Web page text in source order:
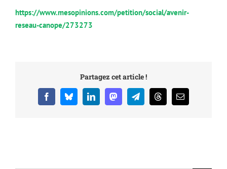
https://www.mesopinions.com/petition/social/avenir-
reseau-canope/273273
Partagez cet article !
FacebookBlueskyLinkedInMastodonTelegramThreadsEmail